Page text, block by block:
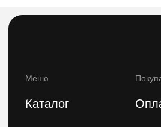
чтобы первыми увидеть наши новинки
По вопросам оптового
По заказам с сайта